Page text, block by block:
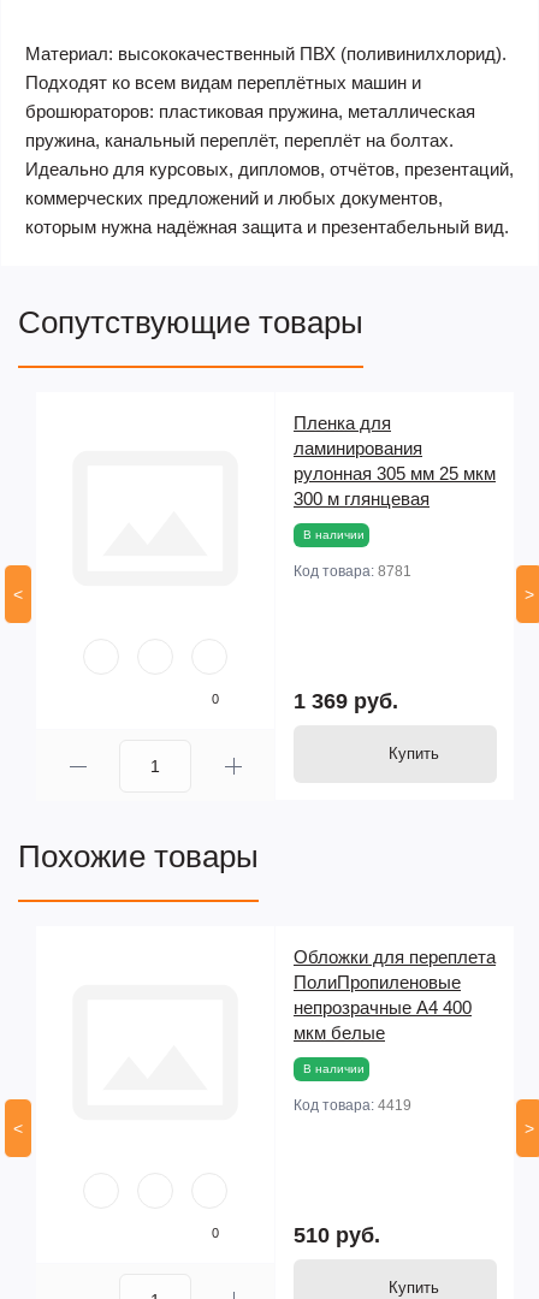
Материал: высококачественный ПВХ (поливинилхлорид).
Подходят ко всем видам переплётных машин и
брошюраторов: пластиковая пружина, металлическая
пружина, канальный переплёт, переплёт на болтах.
Идеально для курсовых, дипломов, отчётов, презентаций,
коммерческих предложений и любых документов,
которым нужна надёжная защита и презентабельный вид.
Сопутствующие товары
<
0
Пленка для
ламинирования
рулонная 305 мм 25 мкм
300 м глянцевая
В наличии
Код товара: 8781
1 369 руб.
Купить
>
Похожие товары
<
0
Обложки для переплета
ПолиПропиленовые
непрозрачные А4 400
мкм белые
В наличии
Код товара: 4419
510 руб.
Купить
>